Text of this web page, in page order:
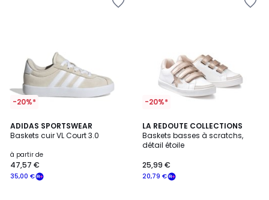
-20%*
ADIDAS SPORTSWEAR
Baskets cuir VL Court 3.0
à partir de
35,00 €
47,57 €
4,9
/ 5
20
Couleurs
-20%*
LA REDOUTE COLLECTIONS
Baskets basses à scratchs,
détail étoile
20,79 €
25,99 €
4,1
/ 5